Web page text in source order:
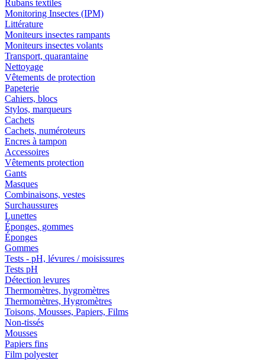
Rubans textiles
Monitoring Insectes (IPM)
Littérature
Moniteurs insectes rampants
Moniteurs insectes volants
Transport, quarantaine
Nettoyage
Vêtements de protection
Papeterie
Cahiers, blocs
Stylos, marqueurs
Cachets
Cachets, numéroteurs
Encres à tampon
Accessoires
Vêtements protection
Gants
Masques
Combinaisons, vestes
Surchaussures
Lunettes
Éponges, gommes
Éponges
Gommes
Tests - pH, lévures / moisissures
Tests pH
Détection levures
Thermomètres, hygromètres
Thermomètres, Hygromètres
Toisons, Mousses, Papiers, Films
Non-tissés
Mousses
Papiers fins
Film polyester